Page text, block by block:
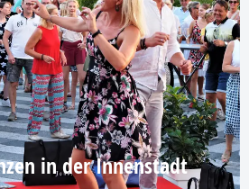
in der Innenstadt